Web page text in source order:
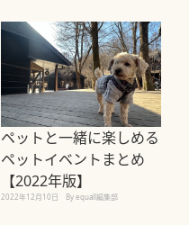
ペットと一緒に楽しめる
ペットイベントまとめ
【2022年版】
2022年12月10日 By equall編集部